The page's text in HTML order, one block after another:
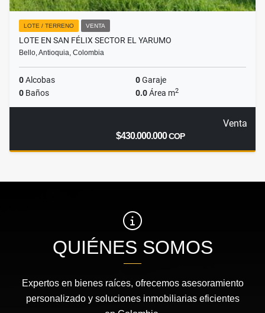
LOTE / TERRENO VENTA
LOTE EN SAN FÉLIX SECTOR EL YARUMO
Bello, Antioquia, Colombia
0Alcobas 0Garaje
0 Baños 0.0Área m2
Venta
$430.000.000COP
QUIÉNES SOMOS
Expertos en bienes raíces, ofrecemos asesoramiento
personalizado y soluciones inmobiliarias eficientes